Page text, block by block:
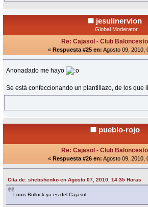
jesulinervion
Global Moderator
Re: Cajasol - Club
« Respuesta #25 en: Agosto 09, 2010,
Anonadado me hayo
Se está confeccionando un plantillazo, de los que
pueblo-rojo
Re: Cajasol - Club
« Respuesta #26 en: Agosto 09, 2010,
Cita de: shebshenko en Agosto 07, 2010, 14:35 Horas
Louis Bullock ya es del Cajasol